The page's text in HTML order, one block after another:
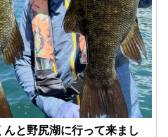
と野尻湖に行って来まし